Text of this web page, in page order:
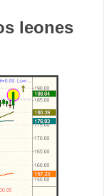
leones